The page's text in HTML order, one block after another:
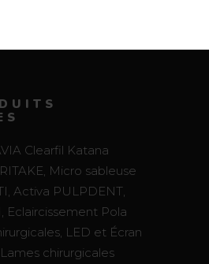
Clearfil Katana
Micro sableuse
Activa PULPDENT,
Eclaircissement Pola
LED et Écran
chirurgicales